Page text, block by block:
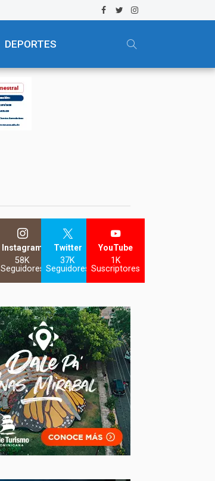
DEPORTES
Instagram
58K
Seguidores
Twitter
37K
Seguidores
YouTube
1K
Suscriptores